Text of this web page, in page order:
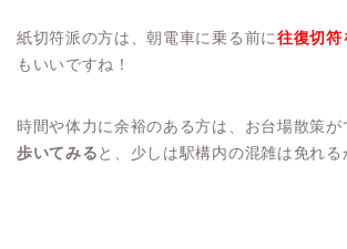
紙切符派の方は、朝電車に乗る前に 往復切符
もいいですね！
時間や体力に余裕のある方は、お台場散策が
歩いてみる と、少しは駅構内の混雑は免れる